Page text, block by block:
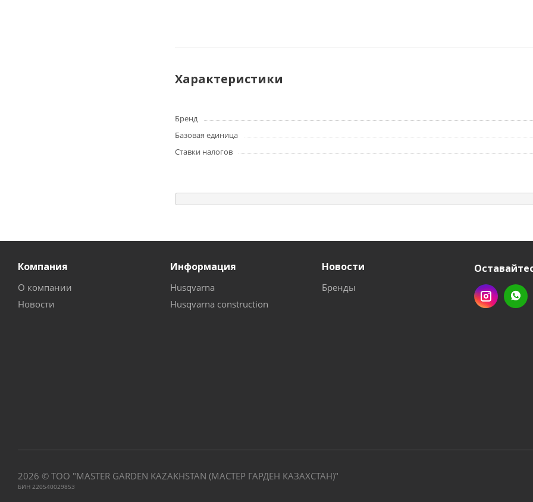
Характеристики
Бренд
Базовая единица
Ставки налогов
Компания
О компании
Новости
Информация
Husqvarna
Husqvarna construction
Новости
Бренды
2026 © ТОО "MASTER GARDEN KAZAKHSTAN (МАСТЕР ГАРДЕН КАЗАХСТАН)"
БИН 220540029853